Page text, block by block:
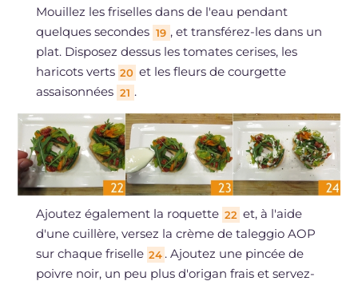
Mouillez les friselles dans de l'eau pendant
quelques secondes 19 , et transférez-les dans un
plat. Disposez dessus les tomates cerises, les
haricots verts 20 et les fleurs de courgette
assaisonnées 21 .
Ajoutez également la roquette 22 et, à l'aide
d'une cuillère, versez la crème de taleggio AOP
sur chaque friselle 24 . Ajoutez une pincée de
poivre noir, un peu plus d'origan frais et servez-